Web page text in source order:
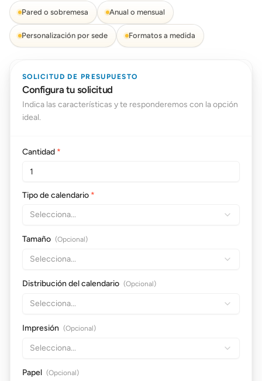
Pared o sobremesa Anual o mensual
Personalización por sede Formatos a medida
SOLICITUD DE PRESUPUESTO
Configura tu solicitud
Indica las características y te responderemos con la opción
ideal.
Cantidad *
Tipo de calendario *
Selecciona...
Tamaño (Opcional)
Selecciona...
Distribución del calendario (Opcional)
Selecciona...
Impresión (Opcional)
Selecciona...
Papel (Opcional)